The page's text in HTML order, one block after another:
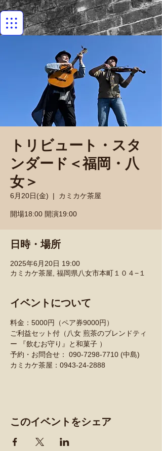
トリビュート・スタ
ンダード＜福岡・八
女＞
6月20日(金)
  |
カミカケ茶屋
開場18:00 開演19:00
日時・場所
2025年6月20日 19:00
カミカケ茶屋, 福岡県八女市本町１０４−１
イベントについて
料金：5000円（ペア券9000円）
ご利益セット付（八女 煎茶のブレンドティ
ー 『飲むお守り』と和菓子 ）
予約・お問合せ： 090-7298-7710 (中島)
カミカケ茶屋：0943-24-2888
このイベントをシェア